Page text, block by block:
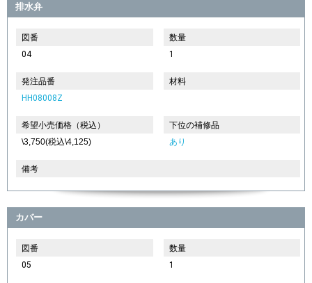
排水弁
図番
04
数量
1
発注品番
HH08008Z
材料
希望小売価格（税込）
\3,750(税込\4,125)
下位の補修品
あり
備考
カバー
図番
05
数量
1